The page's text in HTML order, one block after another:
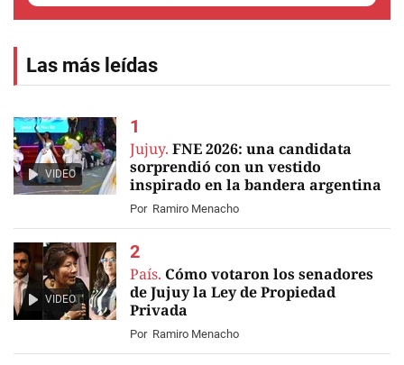
Las más leídas
VIDEO
Jujuy. FNE 2026: una candidata
sorprendió con un vestido
inspirado en la bandera argentina
Por Ramiro Menacho
VIDEO
País. Cómo votaron los senadores
de Jujuy la Ley de Propiedad
Privada
Por Ramiro Menacho